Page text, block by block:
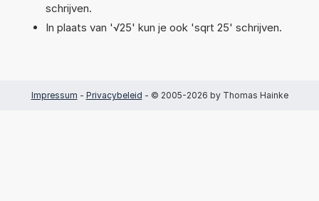
schrijven.
In plaats van '√25' kun je ook 'sqrt 25' schrijven.
Impressum - Privacybeleid - © 2005-2026 by Thomas Hainke